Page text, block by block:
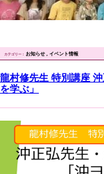
お知らせ イベント情報
龍村修先生 特別講座
を学ぶ」